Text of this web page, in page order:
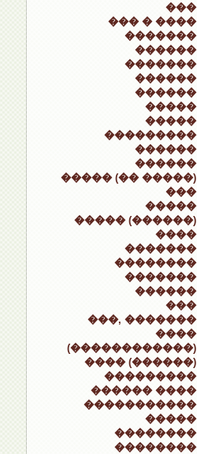
���
��� � ����
�������
������
�������
������
������
�����
�����
���������
������
������
����� (�� �����)
���
�����
����� (������)
����
�������
��������
�������
������
���
���, �������
����
(������������)
���� (������)
���������
������ ����
�����������
�����
��������
��������